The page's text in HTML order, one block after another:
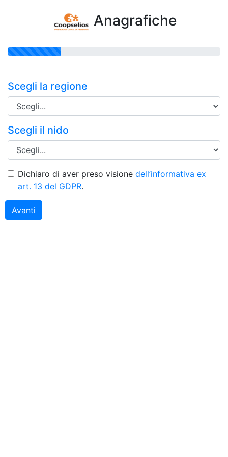
Anagrafiche
Scegli la regione
Scegli il nido
Dichiaro di aver preso visione dell’informativa ex
art. 13 del GDPR.
Avanti